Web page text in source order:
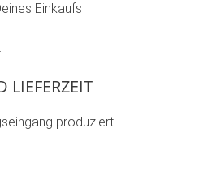
Einkaufs
LIEFERZEIT
produziert.